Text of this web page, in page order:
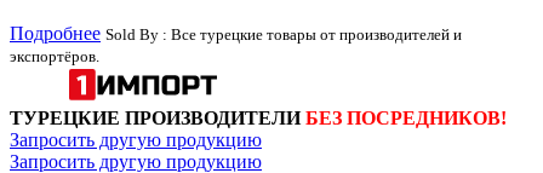
Подробнее Sold By : Все турецкие товары от производителей и
экспортёров.
ТУРЕЦКИЕ ПРОИЗВОДИТЕЛИБЕЗ ПОСРЕДНИКОВ!
Запросить другую продукцию
Запросить другую продукцию